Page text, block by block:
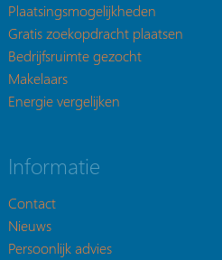
Plaatsingsmogelijkheden
Gratis zoekopdracht plaatsen
Bedrijfsruimte gezocht
Makelaars
Energie vergelijken
Informatie
Contact
Nieuws
Persoonlijk advies